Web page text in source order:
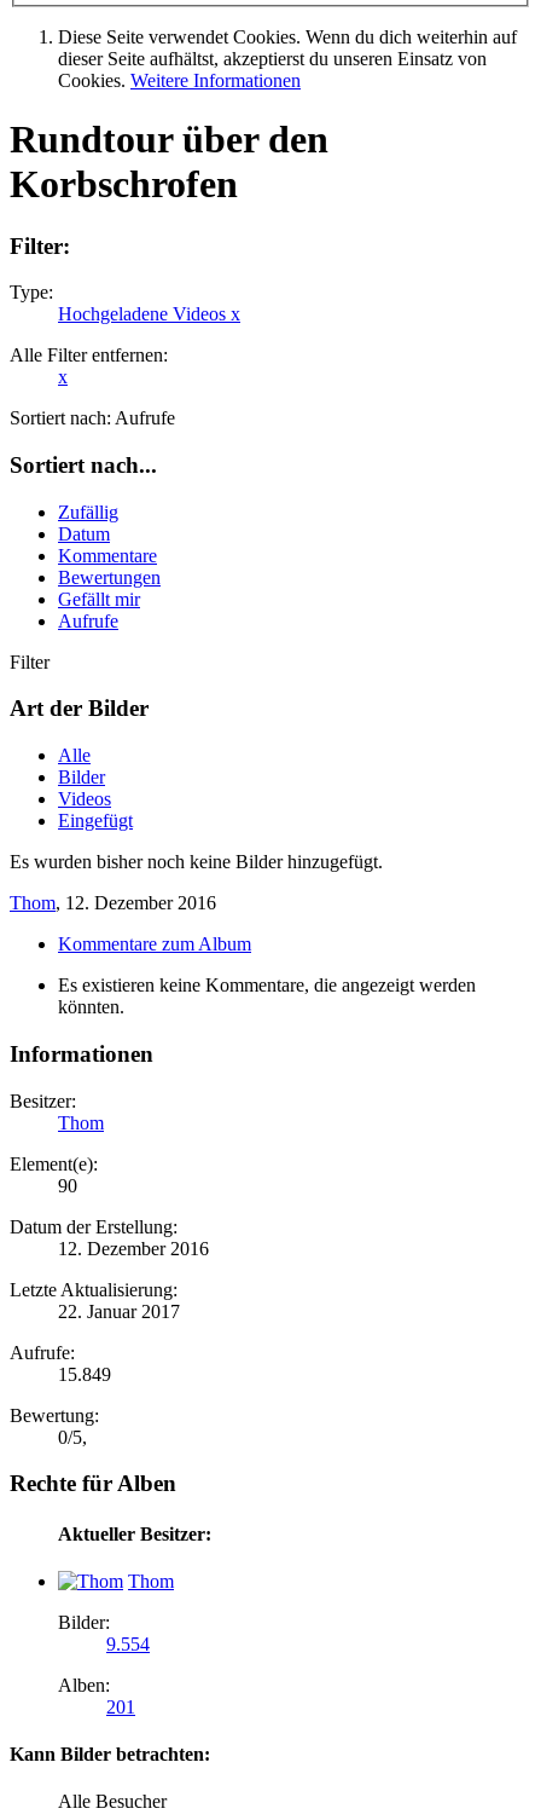
Diese Seite verwendet Cookies. Wenn du dich weiterhin auf
dieser Seite aufhältst, akzeptierst du unseren Einsatz von
Cookies. Weitere Informationen
Rundtour über den
Korbschrofen
Filter:
Type:
Hochgeladene Videos x
Alle Filter entfernen:
x
Sortiert nach: Aufrufe
Sortiert nach...
Zufällig
Datum
Kommentare
Bewertungen
Gefällt mir
Aufrufe
Filter
Art der Bilder
Alle
Bilder
Videos
Eingefügt
Es wurden bisher noch keine Bilder hinzugefügt.
Thom, 12. Dezember 2016
Kommentare zum Album
Es existieren keine Kommentare, die angezeigt werden
könnten.
Informationen
Besitzer:
Thom
Element(e):
90
Datum der Erstellung:
12. Dezember 2016
Letzte Aktualisierung:
22. Januar 2017
Aufrufe:
15.849
Bewertung:
0/5,
Rechte für Alben
Aktueller Besitzer:
Thom
Bilder:
9.554
Alben:
201
Kann Bilder betrachten:
Alle Besucher